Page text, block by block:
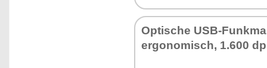
Op­ti­sche USB-
er­go­no­misch, 1.600